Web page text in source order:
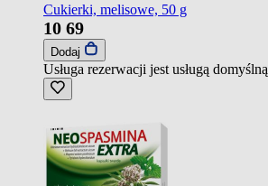
Cukierki, melisowe, 50 g
10 69
Dodaj
Usługa rezerwacji jest usługą domyślną